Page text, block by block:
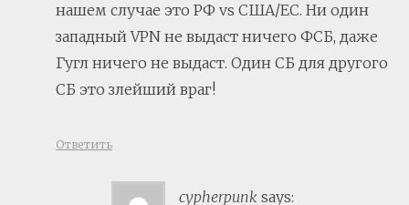
нашем случае это РФ vs США/ЕС. Ни один
западный VPN не выдаст ничего ФСБ, даже
Гугл ничего не выдаст. Один СБ для другого
СБ это злейший враг!
Ответить
cypherpunk says: